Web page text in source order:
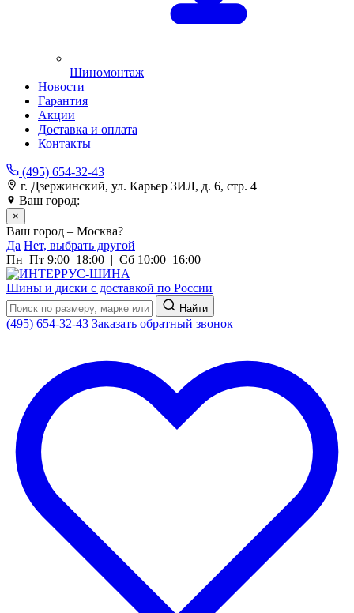
Шиномонтаж
Новости
Гарантия
Акции
Доставка и оплата
Контакты
(495) 654-32-43
г. Дзержинский, ул. Карьер ЗИЛ, д. 6, стр. 4
Ваш город:
×
Ваш город – Москва?
Да Нет, выбрать другой
Пн–Пт 9:00–18:00 | Сб 10:00–16:00
Шины и диски с доставкой по России
Найти
(495) 654-32-43 Заказать обратный звонок